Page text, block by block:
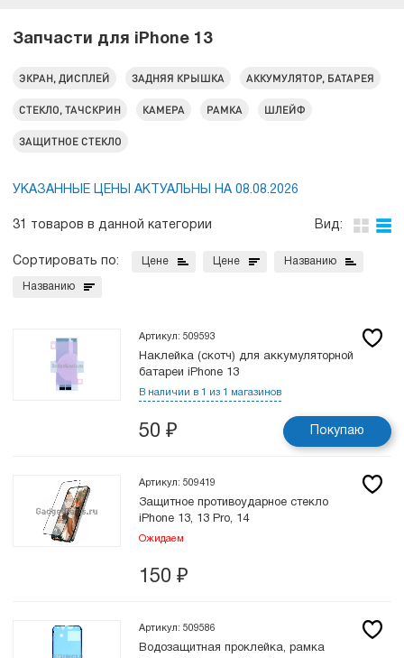
Запчасти для iPhone 13
ЭКРАН, ДИСПЛЕЙ ЗАДНЯЯ КРЫШКА АККУМУЛЯТОР, БАТАРЕЯ
СТЕКЛО, ТАЧСКРИН КАМЕРА РАМКА ШЛЕЙФ
ЗАЩИТНОЕ СТЕКЛО
УКАЗАННЫЕ ЦЕНЫ АКТУАЛЬНЫ НА 08.08.2026
31 товаров в данной категории Вид:
Сортировать по: Цене Цене Названию
Названию
Артикул: 509593
Наклейка (скотч) для аккумуляторной
батареи iPhone 13
В наличии в 1 из 1 магазинов
50 ₽ Покупаю
Артикул: 509419
Защитное противоударное стекло
iPhone 13, 13 Pro, 14
Ожидаем
150 ₽
Артикул: 509586
Водозащитная проклейка, рамка